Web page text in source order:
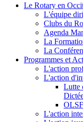
Le Rotary en
L'équipe
Clubs du
Agenda
La
La
Programmes et
L'action
L'action
Lutte
L'action